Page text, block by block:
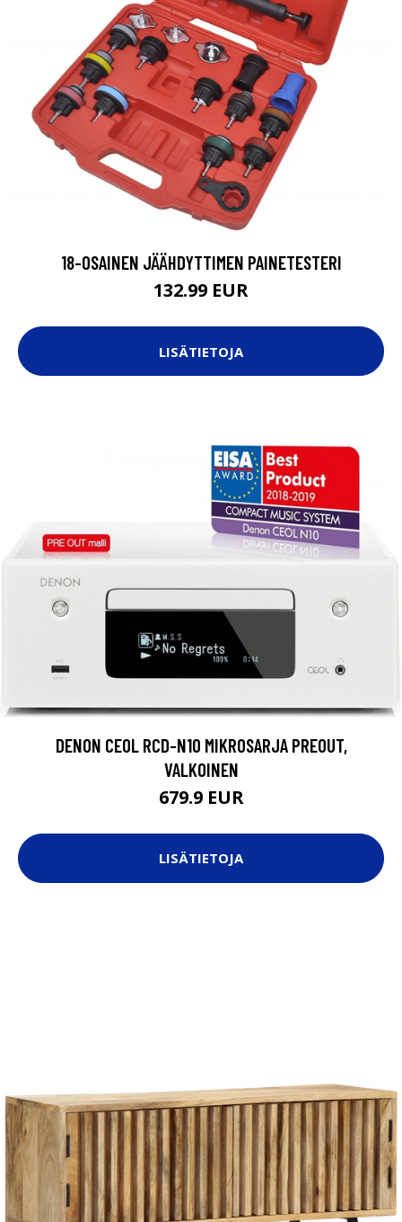
18-OSAINEN JÄÄHDYTTIMEN PAINETESTERI
132.99 EUR
LISÄTIETOJA
DENON CEOL RCD-N10 MIKROSARJA PREOUT,
VALKOINEN
679.9 EUR
LISÄTIETOJA